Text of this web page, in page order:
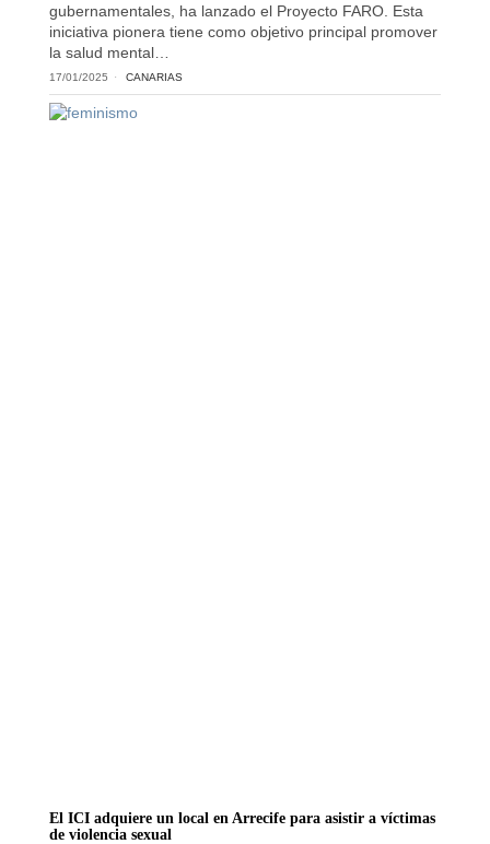
gubernamentales, ha lanzado el Proyecto FARO. Esta
iniciativa pionera tiene como objetivo principal promover
la salud mental…
17/01/2025 CANARIAS
El ICI adquiere un local en Arrecife para asistir a víctimas
de violencia sexual